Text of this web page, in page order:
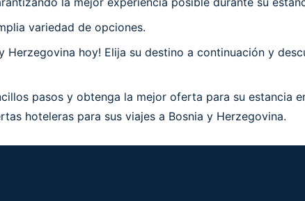
variedad de opciones.
hoy! Elija su destino a continuación y
pasos y obtenga la mejor oferta para su estancia
hoteleras para sus viajes a Bosnia y Herzegovina.